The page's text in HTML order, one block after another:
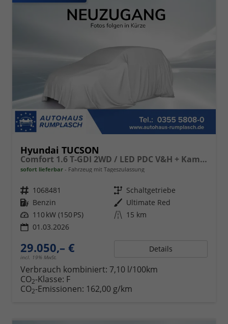
Hyundai TUCSON
Comfort 1.6 T-GDI 2WD / LED PDC V&H + Kamera Sitz Lenkradheizung Alu 18"
sofort lieferbar Fahrzeug mit Tageszulassung
Fahrzeugnr. 1068481 Getriebe Schaltgetriebe
Kraftstoff Benzin Außenfarbe Ultimate Red
Leistung 110 kW (150 PS) Kilometerstand 15 km
01.03.2026
29.050,– €
incl. 19% MwSt.
Details
Verbrauch kombiniert: 7,10 l/100km
CO2-Klasse: F
CO2-Emissionen: 162,00 g/km